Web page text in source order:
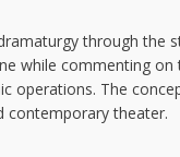
through the
while commenting on
operations. The
contemporary theater.